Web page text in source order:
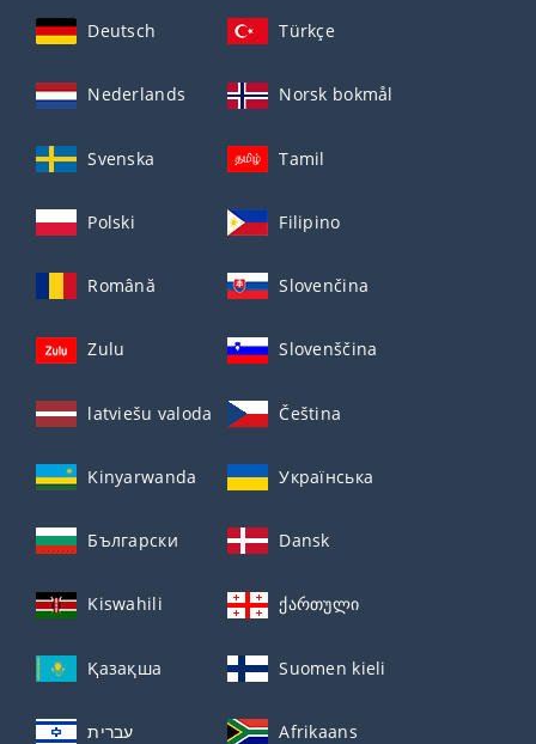
Deutsch Türkçe
Nederlands Norsk bokmål
Svenska Tamil
Polski Filipino
Română Slovenčina
Zulu Slovenščina
latviešu valoda Čeština
Kinyarwanda Українська
Български Dansk
Kiswahili ქართული
Қазақша Suomen kieli
עברית Afrikaans